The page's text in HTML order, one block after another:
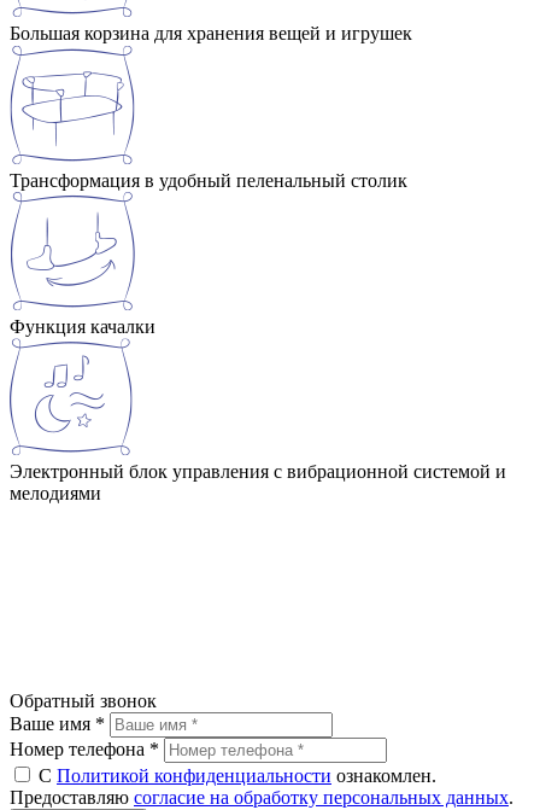
Большая корзина для хранения вещей и игрушек
Трансформация в удобный пеленальный столик
Функция качалки
Электронный блок управления с вибрационной системой и
мелодиями
Обратный звонок
Ваше имя *
Номер телефона *
С Политикой конфиденциальности ознакомлен.
Предоставляю согласие на обработку персональных данных.